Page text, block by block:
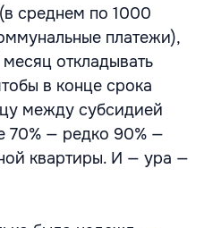
среднем по 1000
платежи),
откладывать
в конце срока
между субсидией
70% — редко 90% —
квартиры. И — ура —